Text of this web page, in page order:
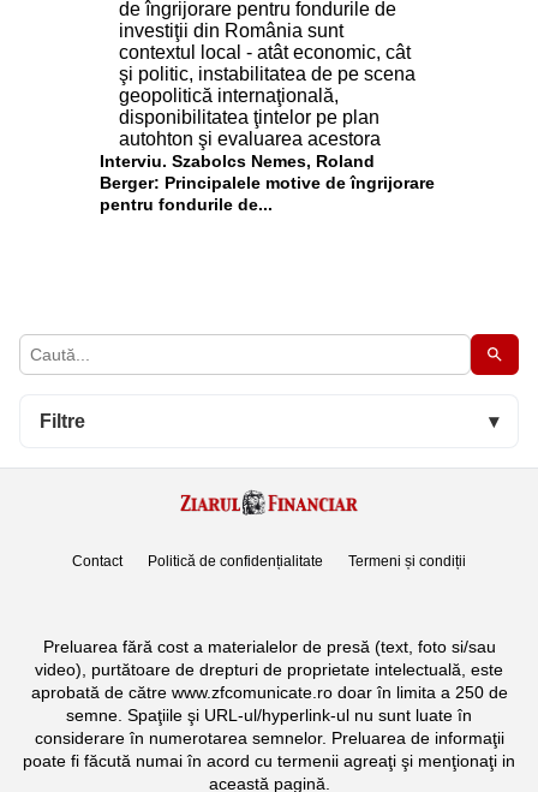
Filtre ▾
Interviu. Szabolcs Nemes, Roland
Berger: Principalele motive de îngrijorare
pentru fondurile de...
Contact Politică de confidențialitate Termeni și condiții
Preluarea fără cost a materialelor de presă (text, foto si/sau
video), purtătoare de drepturi de proprietate intelectuală, este
aprobată de către www.zfcomunicate.ro doar în limita a 250 de
semne. Spaţiile şi URL-ul/hyperlink-ul nu sunt luate în
considerare în numerotarea semnelor. Preluarea de informaţii
poate fi făcută numai în acord cu termenii agreaţi şi menţionaţi in
această pagină.